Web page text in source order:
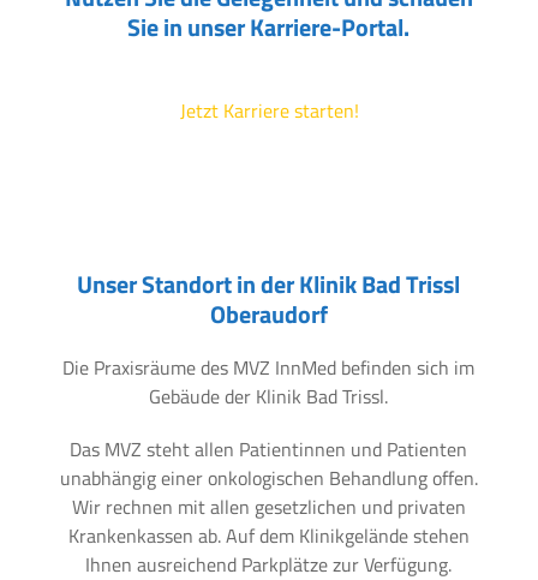
Sie in unser Karriere-Portal.
Jetzt Karriere starten!
Unser Standort in der Klinik Bad Trissl
Oberaudorf
Die Praxisräume des MVZ InnMed befinden sich im
Gebäude der Klinik Bad Trissl.
Das MVZ steht allen Patientinnen und Patienten
unabhängig einer onkologischen Behandlung offen.
Wir rechnen mit allen gesetzlichen und privaten
Krankenkassen ab. Auf dem Klinikgelände stehen
Ihnen ausreichend Parkplätze zur Verfügung.